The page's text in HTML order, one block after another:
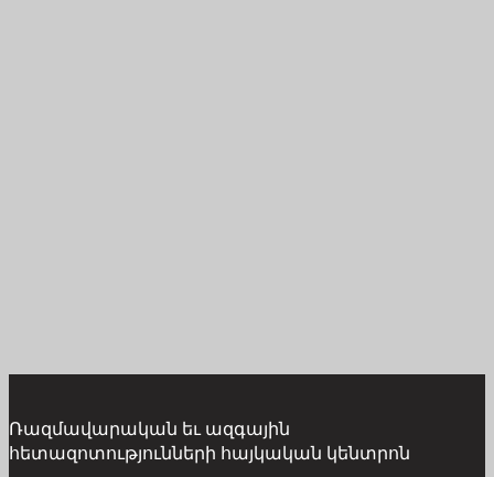
Ռազմավարական եւ ազգային
հետազոտությունների հայկական կենտրոն